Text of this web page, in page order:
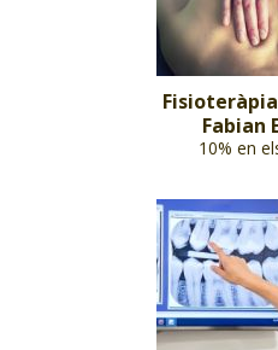
Fabian
10% en